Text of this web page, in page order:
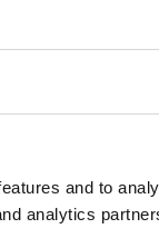
and to
analytics
es